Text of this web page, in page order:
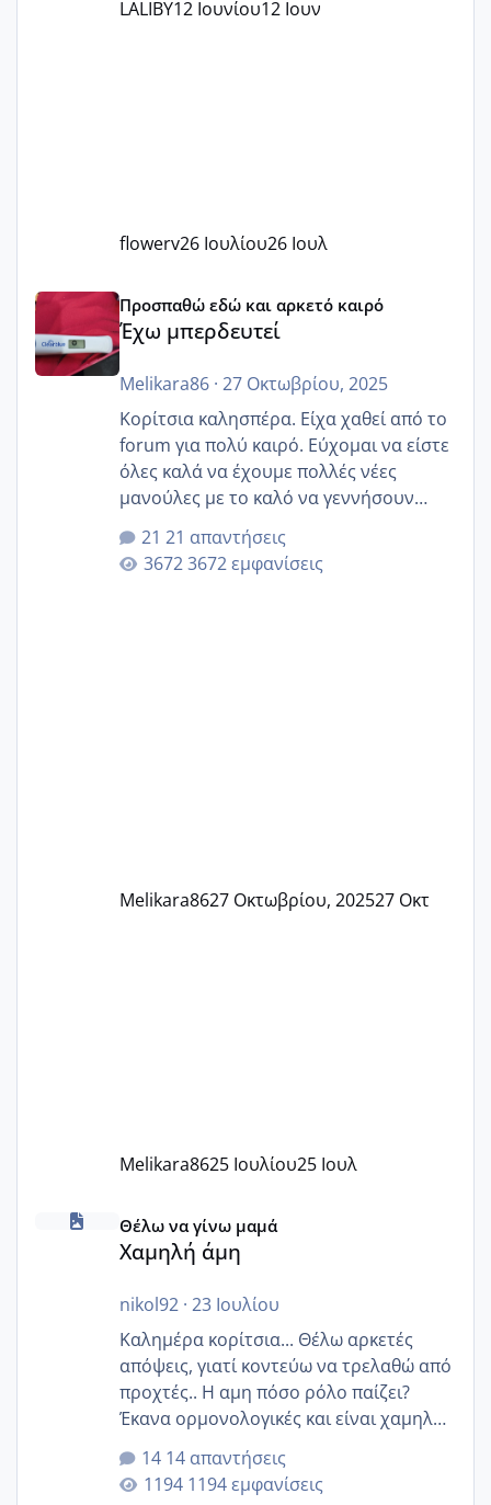
LALIBY12 Ιουνίου12 Ιουν
flowerv26 Ιουλίου26 Ιουλ
Έχω μπερδευτεί
Προσπαθώ εδώ και αρκετό καιρό
Έχω μπερδευτεί
Melikara86· 27 Οκτωβρίου, 2025
Κορίτσια καλησπέρα. Είχα χαθεί από το
forum για πολύ καιρό. Εύχομαι να είστε
όλες καλά να έχουμε πολλές νέες
μανούλες με το καλό να γεννήσουν
αυτές που ήδη περιμένουν. Να πάρουν
γερα μωράκια στην αγκαλίτσα τους
🙏🏼🙏🏼 Ας πάμε λοιπόν στο θέμα μου.
21 απαντήσεις
3672 εμφανίσεις
Melikara8627 Οκτωβρίου, 202527 Οκτ
Melikara8625 Ιουλίου25 Ιουλ
Χαμηλή άμη
Θέλω να γίνω μαμά
Χαμηλή άμη
nikol92· 23 Ιουλίου
Καλημέρα κορίτσια... Θέλω αρκετές
απόψεις, γιατί κοντεύω να τρελαθώ από
προχτές.. Η αμη πόσο ρόλο παίζει?
Έκανα ορμονολογικές και είναι χαμηλή
για την ηλικία μου.. Είχα ήδη μια
εγκυμοσύνη, που έπρεπε να τερματιστεί
στην 27η εβδομάδα και προσπαθώ 7
14 απαντήσεις
1194 εμφανίσεις